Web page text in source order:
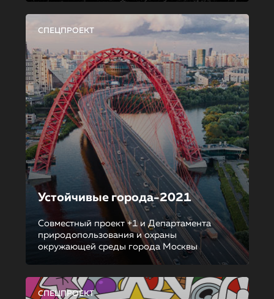
СПЕЦПРОЕКТ
Устойчивые города-2021
Совместный проект +1 и Департамента
природопользования и охраны
окружающей среды города Москвы
СПЕЦПРОЕКТ